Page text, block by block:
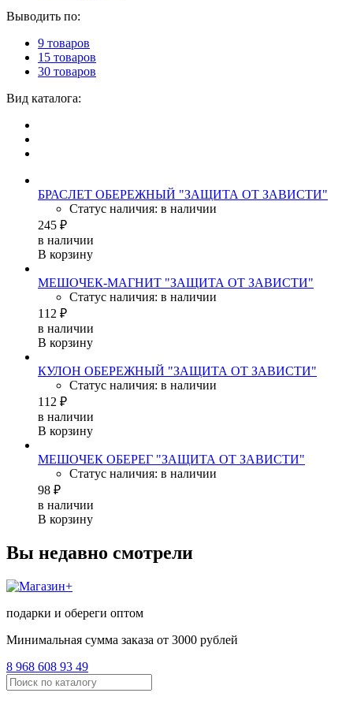
Выводить по:
9 товаров
15 товаров
30 товаров
Вид каталога:
БРАСЛЕТ ОБЕРЕЖНЫЙ "ЗАЩИТА ОТ ЗАВИСТИ"
Статус наличия: в наличии
245 ₽
в наличии
В корзину
МЕШОЧЕК-МАГНИТ "ЗАЩИТА ОТ ЗАВИСТИ"
Статус наличия: в наличии
112 ₽
в наличии
В корзину
КУЛОН ОБЕРЕЖНЫЙ "ЗАЩИТА ОТ ЗАВИСТИ"
Статус наличия: в наличии
112 ₽
в наличии
В корзину
МЕШОЧЕК ОБЕРЕГ "ЗАЩИТА ОТ ЗАВИСТИ"
Статус наличия: в наличии
98 ₽
в наличии
В корзину
Вы недавно смотрели
подарки и обереги оптом
Минимальная сумма заказа от 3000 рублей
8 968 608 93 49